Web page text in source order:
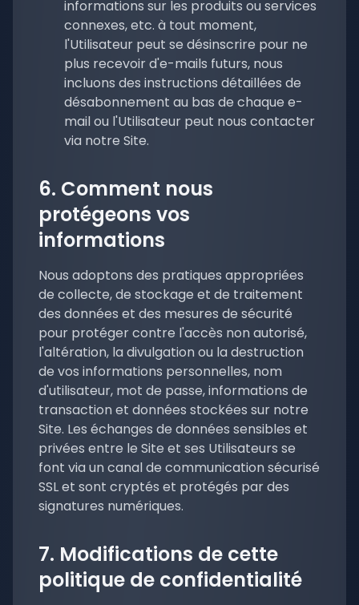
informations sur les produits ou services
connexes, etc. à tout moment,
l'Utilisateur peut se désinscrire pour ne
plus recevoir d'e-mails futurs, nous
incluons des instructions détaillées de
désabonnement au bas de chaque e-
mail ou l'Utilisateur peut nous contacter
via notre Site.
6. Comment nous
protégeons vos
informations
Nous adoptons des pratiques appropriées
de collecte, de stockage et de traitement
des données et des mesures de sécurité
pour protéger contre l'accès non autorisé,
l'altération, la divulgation ou la destruction
de vos informations personnelles, nom
d'utilisateur, mot de passe, informations de
transaction et données stockées sur notre
Site. Les échanges de données sensibles et
privées entre le Site et ses Utilisateurs se
font via un canal de communication sécurisé
SSL et sont cryptés et protégés par des
signatures numériques.
7. Modifications de cette
politique de confidentialité